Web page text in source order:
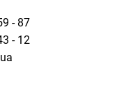
- 87
- 12